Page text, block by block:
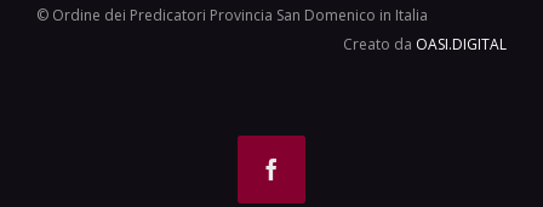
© Ordine dei Predicatori Provincia San Domenico in Italia
Creato da OASI.DIGITAL